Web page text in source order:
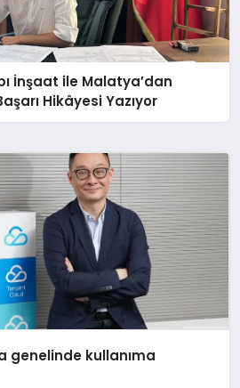
İnşaat ile Malatya’dan
Hikâyesi Yazıyor
genelinde kullanıma